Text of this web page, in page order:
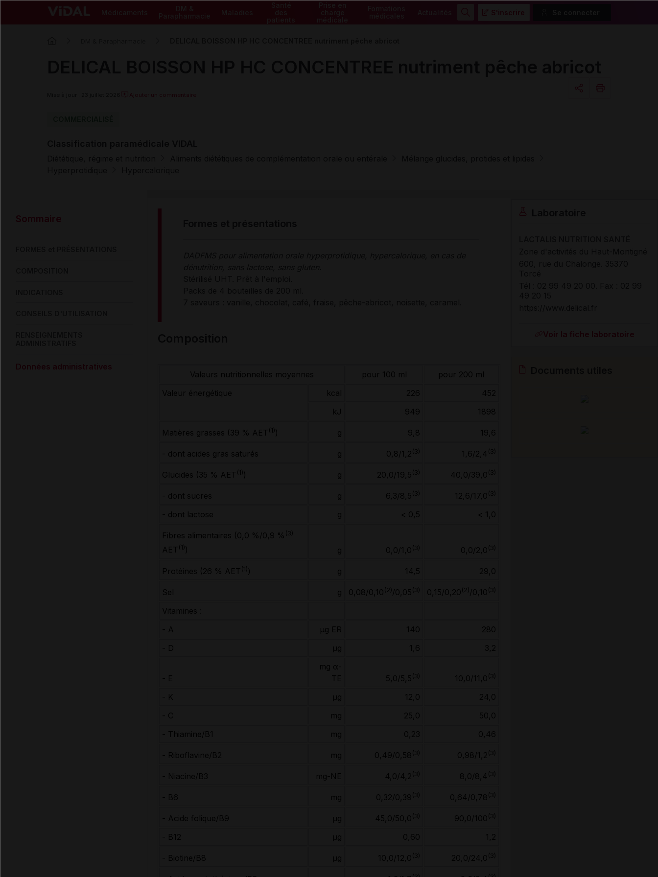
S'inscrire
Ajouter un commentaire
Sommaire
Données administratives
Valeurs nutritionnelles moyennes pour 100 ml
pour 200 ml
Valeur énergétique
kcal 226
452
kJ
949 1898
Matières grasses (39 % AET(1)) g 9,8 19,6
- dont acides gras saturés g 0,8/1,2(3) 1,6/2,4 (3)
Glucides (35 % AET(1)) g 20,0/19,5(3) 40,0/39,0(3)
- dont sucres g 6,3/8,5(3) 12,6/17,0(3)
- dont lactose g < 0,5 < 1,0
Fibres alimentaires (0,0 %/0,9 % (3)
AET(1)) g 0,0/1,0(3) 0,0/2,0(3)
Protéines (26 % AET(1)) g 14,5 29,0
Sel g 0,08/0,10(2)/0,05(3) 0,15/0,20(2)/0,10(3)
Vitamines :
- A
µg ER 140
280
- D
µg 1,6 3,2
- E
mg α-
TE
5,0/5,5(3) 10,0/11,0(3)
- K µg 12,0
24,0
- C
mg 25,0
50,0
- Thiamine/B1
mg 0,23 0,46
- Riboflavine/B2 mg 0,49/0,58(3) 0,98/1,2(3)
- Niacine/B3 mg-NE 4,0/4,2(3) 8,0/8,4 (3)
- B6 mg 0,32/0,39(3) 0,64/0,78(3)
- Acide folique/B9 µg 45,0/50,0(3) 90,0/100(3)
- B12 µg 0,60 1,2
- Biotine/B8 µg 10,0/12,0(3) 20,0/24,0(3)
Voir la fiche laboratoire